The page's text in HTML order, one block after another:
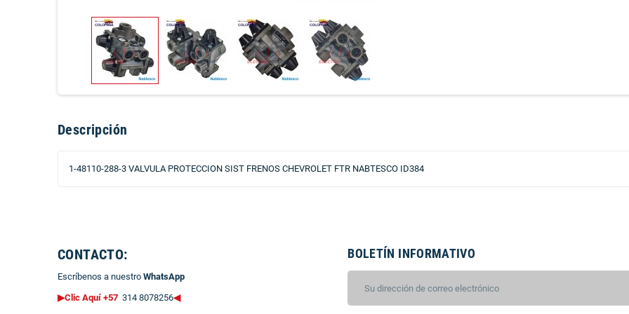
Descripción
1-48110-288-3 VALVULA PROTECCION SIST FRENOS CHEVROLET FTR NABTESCO ID384
CONTACTO:
Escríbenos a nuestro WhatsApp
▶Clic Aquí +57 314 8078256◀
BOLETÍN INFORMATIVO